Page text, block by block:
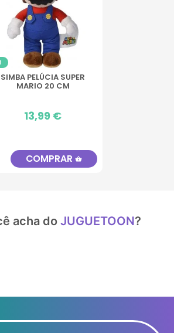
SIMBA PELÚCIA SUPER
MARIO 20 CM
Preço
13,99 €
COMPRAR shopping_basket
acha do JUGUETOON?